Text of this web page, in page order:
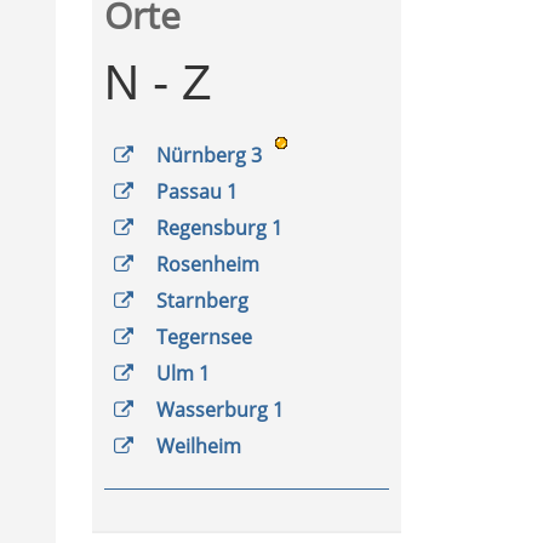
Orte
N - Z
Nürnberg 3
Passau 1
Regensburg 1
Rosenheim
Starnberg
Tegernsee
Ulm 1
Wasserburg 1
Weilheim